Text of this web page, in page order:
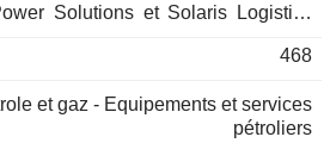
Solutions et Solaris Logistics
de contrôle et de distribution
Texas, ainsi que des installations
de stockage situés à Southaven,
468
et gaz - Equipements et services
pétroliers